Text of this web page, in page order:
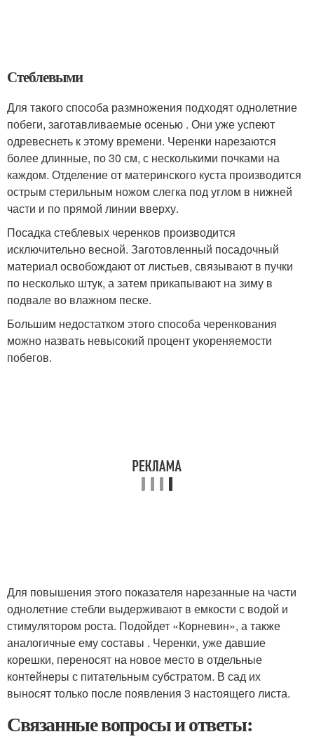
Стеблевыми
Для такого способа размножения подходят однолетние
побеги, заготавливаемые осенью . Они уже успеют
одревеснеть к этому времени. Черенки нарезаются
более длинные, по 30 см, с несколькими почками на
каждом. Отделение от материнского куста производится
острым стерильным ножом слегка под углом в нижней
части и по прямой линии вверху.
Посадка стеблевых черенков производится
исключительно весной. Заготовленный посадочный
материал освобождают от листьев, связывают в пучки
по несколько штук, а затем прикапывают на зиму в
подвале во влажном песке.
Большим недостатком этого способа черенкования
можно назвать невысокий процент укореняемости
побегов.
Для повышения этого показателя нарезанные на части
однолетние стебли выдерживают в емкости с водой и
стимулятором роста. Подойдет «Корневин», а также
аналогичные ему составы . Черенки, уже давшие
корешки, переносят на новое место в отдельные
контейнеры с питательным субстратом. В сад их
выносят только после появления 3 настоящего листа.
Связанные вопросы и ответы: